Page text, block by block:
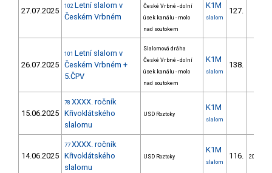
27.07.2025 102 Letní slalom v
Českém Vrbném
České Vrbné - dolní
úsek kanálu - molo
nad soutokem
K1M
slalom
127.
26.07.2025
101 Letní slalom v
Českém Vrbném +
5.ČPV
Slalomová dráha
České Vrbné - dolní
úsek kanálu - molo
nad soutokem
K1M
slalom
138.
15.06.2025
78 XXXX. ročník
Křivoklátského
slalomu
USD Roztoky
K1M
slalom
14.06.2025
77 XXXX. ročník
Křivoklátského
slalomu
USD Roztoky
K1M
slalom
116. 20/DM